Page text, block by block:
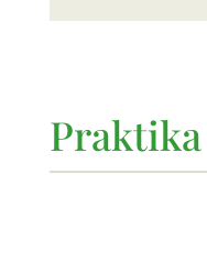
Praktika